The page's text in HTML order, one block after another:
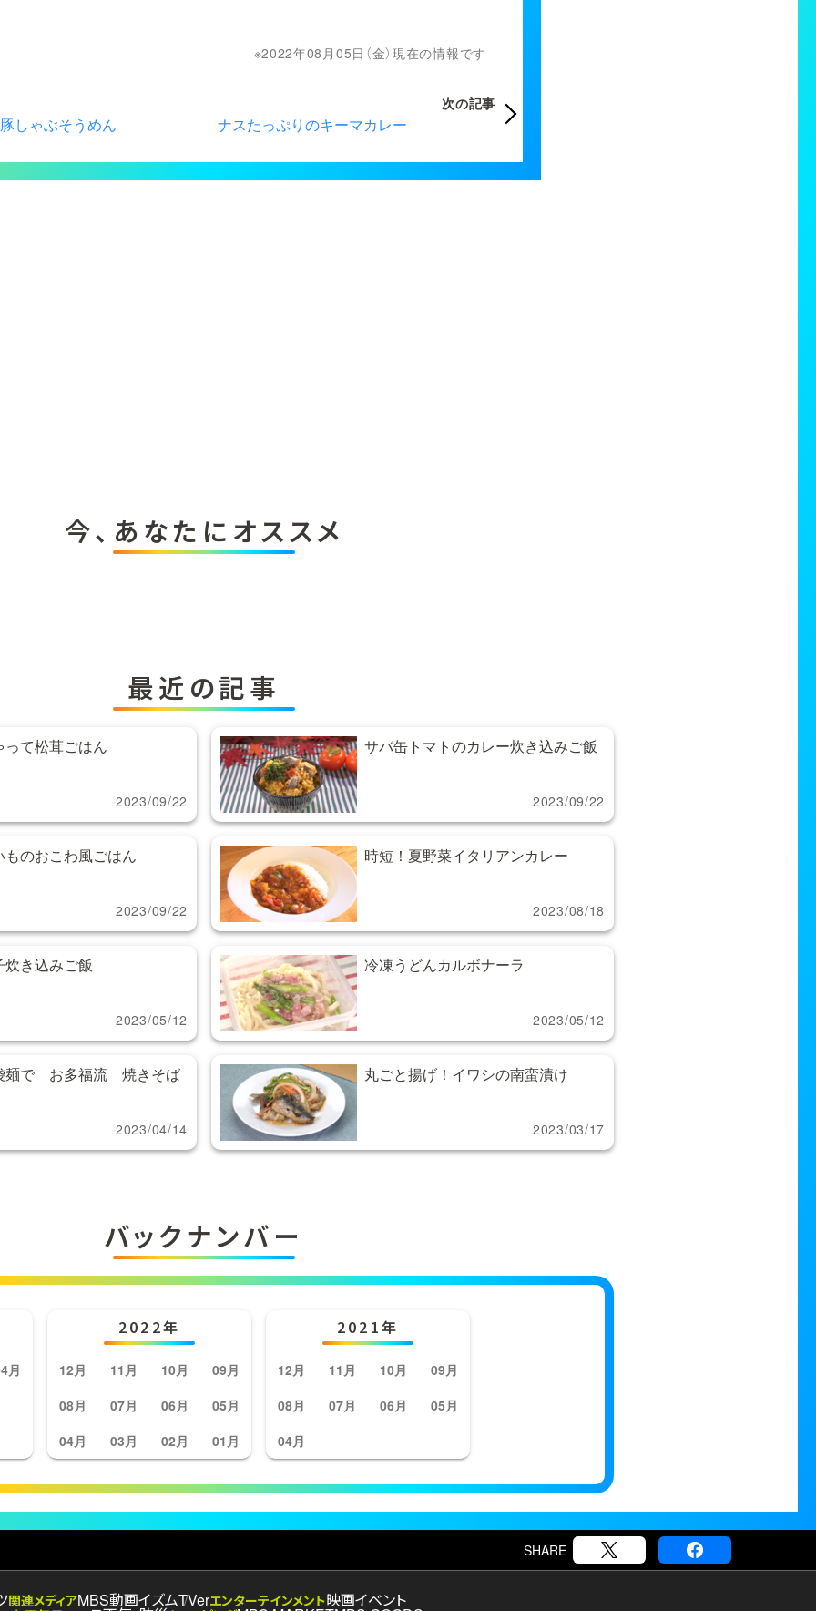
2022年08月05日（金）現在の情報です
しゃぶそうめん
次の記事
ナスたっぷりのキーマカレー
今、あなたにオススメ
最近の記事
って松茸ごはん
2023/09/22
サバ缶トマトのカレー炊き込みご飯
2023/09/22
ものおこわ風ごはん
2023/09/22
時短！夏野菜イタリアンカレー
2023/08/18
炊き込みご飯
2023/05/12
冷凍うどんカルボナーラ
2023/05/12
麺で お多福流 焼きそば
2023/04/14
丸ごと揚げ！イワシの南蛮漬け
2023/03/17
バックナンバー
月
2022年
12月 11月 10月
09月
08月
07月 06月
05月
04月
03月 02月 01月
2021年
12月 11月 10月
09月
08月
07月 06月
05月
04月
SHARE
関連メディアMBS動画イズムTVerエンターテインメント映画イベント